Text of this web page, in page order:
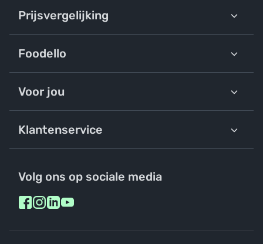
Prijsvergelijking
Foodello
Voor jou
Klantenservice
Volg ons op sociale media